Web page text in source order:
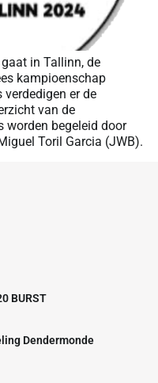
in Tallinn, de
kampioenschap
verdedigen er de
van de
worden begeleid door
Toril Garcia (JWB).
BURST
Dendermonde